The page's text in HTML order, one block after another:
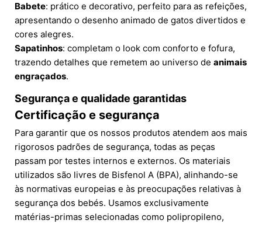
Babete: prático e decorativo, perfeito para as refeições,
apresentando o desenho animado de gatos divertidos e
cores alegres.
Sapatinhos: completam o look com conforto e fofura,
trazendo detalhes que remetem ao universo de animais
engraçados.
Segurança e qualidade garantidas
Certificação e segurança
Para garantir que os nossos produtos atendem aos mais
rigorosos padrões de segurança, todas as peças
passam por testes internos e externos. Os materiais
utilizados são livres de Bisfenol A (BPA), alinhando-se
às normativas europeias e às preocupações relativas à
segurança dos bebés. Usamos exclusivamente
matérias-primas selecionadas como polipropileno,